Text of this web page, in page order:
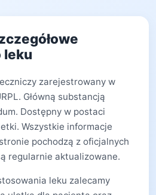
leku
zarejestrowany w
Główną substancją
Dostępny w postaci
Wszystkie informacje
pochodzą z oficjalnych
regularnie aktualizowane.
leku zalecamy